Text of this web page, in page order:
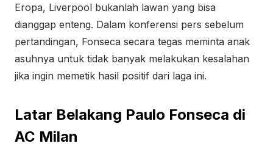
Eropa, Liverpool bukanlah lawan yang bisa
dianggap enteng. Dalam konferensi pers sebelum
pertandingan, Fonseca secara tegas meminta anak
asuhnya untuk tidak banyak melakukan kesalahan
jika ingin memetik hasil positif dari laga ini.
Latar Belakang Paulo Fonseca di
AC Milan